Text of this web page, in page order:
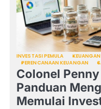
INVESTASI PEMULA
PERENCANAAN KEUANGAN
Colonel
Panduan
Memulai